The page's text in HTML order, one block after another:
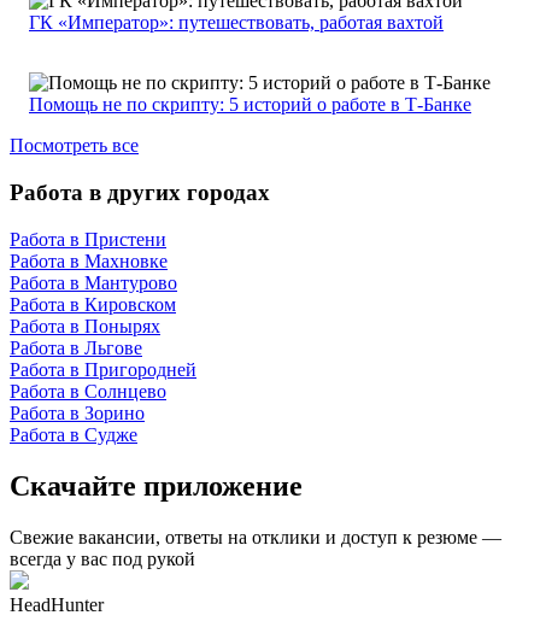
ГК «Император»: путешествовать, работая вахтой
Помощь не по скрипту: 5 историй о работе в Т-Банке
Посмотреть все
Работа в других городах
Работа в Пристени
Работа в Махновке
Работа в Мантурово
Работа в Кировском
Работа в Понырях
Работа в Льгове
Работа в Пригородней
Работа в Солнцево
Работа в Зорино
Работа в Судже
Скачайте приложение
Свежие вакансии, ответы на отклики и доступ к резюме —
всегда у вас под рукой
HeadHunter